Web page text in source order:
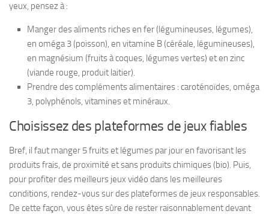
yeux, pensez à :
Manger des aliments riches en fer (légumineuses, légumes),
en oméga 3 (poisson), en vitamine B (céréale, légumineuses),
en magnésium (fruits à coques, légumes vertes) et en zinc
(viande rouge, produit laitier).
Prendre des compléments alimentaires : caroténoïdes, oméga
3, polyphénols, vitamines et minéraux.
Choisissez des plateformes de jeux fiables
Bref, il faut manger 5 fruits et légumes par jour en favorisant les
produits frais, de proximité et sans produits chimiques (bio). Puis,
pour profiter des meilleurs jeux vidéo dans les meilleures
conditions, rendez-vous sur des plateformes de jeux responsables.
De cette façon, vous êtes sûre de rester raisonnablement devant